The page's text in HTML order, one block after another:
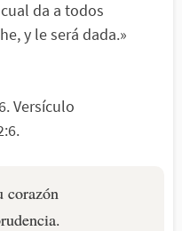
da a todos
y le será dada.»
Versículo
corazón